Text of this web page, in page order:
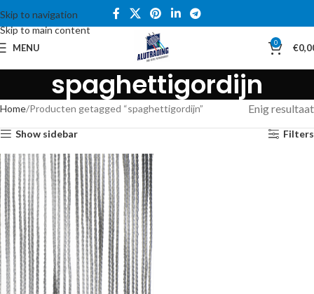
Skip to navigation
Skip to main content
MENU 0 €
spaghettigordijn
Home Producten getagged “spaghettigordijn” Enig resultaat
Show sidebar Filters